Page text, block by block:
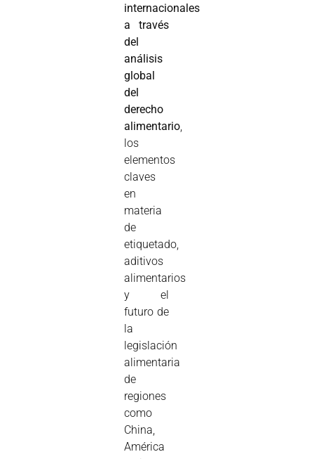
internacionales
a través
del
análisis
global
del
derecho
alimentario,
los
elementos
claves
en
materia
de
etiquetado,
aditivos
alimentarios
y el
futuro de
la
legislación
alimentaria
de
regiones
como
China,
América